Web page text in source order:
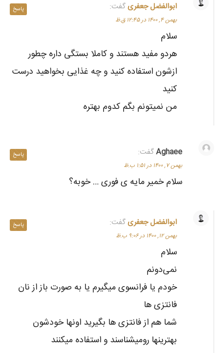
ابوالفضل جعفریگفت:
بهمن ۴, ۱۴۰۰ در ۱۲:۴۵ ق.ظ
سلام
هردو مفید هستند و کاملا بستگی داره چطور
ازشون استفاده کنید و چه غذایی بخواهید درست
کنید
من نمیتونم بگم کدوم بهتره
پاسخ
Aghaeeگفت:
بهمن ۷, ۱۴۰۰ در ۱:۵۱ ب.ظ
سلام خمیر مایه ی فوری … خوبه؟
پاسخ
ابوالفضل جعفریگفت:
بهمن ۱۲, ۱۴۰۰ در ۹:۰۶ ب.ظ
سلام
نمی‌دونم
خودم یا فرانسوی میگیرم یا به صورت باز از نان
فانتزی ها
شما هم از فانتزی ها بگیرید اونها خودشون
بهترینها رو‌میشناسند و استفاده میکنند
پاسخ